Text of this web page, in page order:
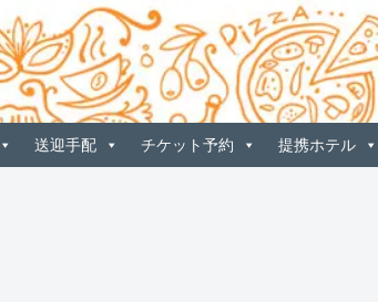
送迎手配 チケット予約 提携ホテル